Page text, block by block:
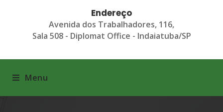
Endereço
Avenida dos Trabalhadores, 116,
Sala 508 - Diplomat Office - Indaiatuba/SP
Menu